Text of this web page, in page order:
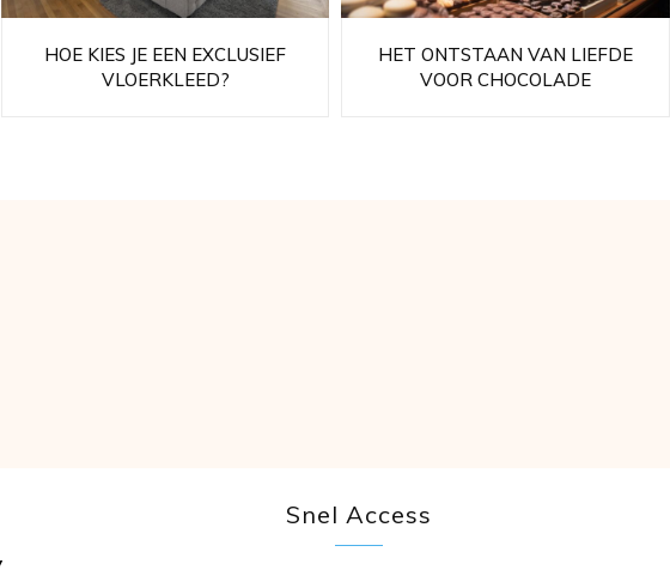
HOE KIES JE EEN EXCLUSIEF
VLOERKLEED?
HET ONTSTAAN VAN LIEFDE
VOOR CHOCOLADE
Snel Access